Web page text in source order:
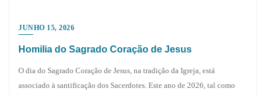
JUNHO 15, 2026
Homilia do Sagrado Coração de Jesus
O dia do Sagrado Coração de Jesus, na tradição da Igreja, está
associado à santificação dos Sacerdotes. Este ano de 2026, tal como